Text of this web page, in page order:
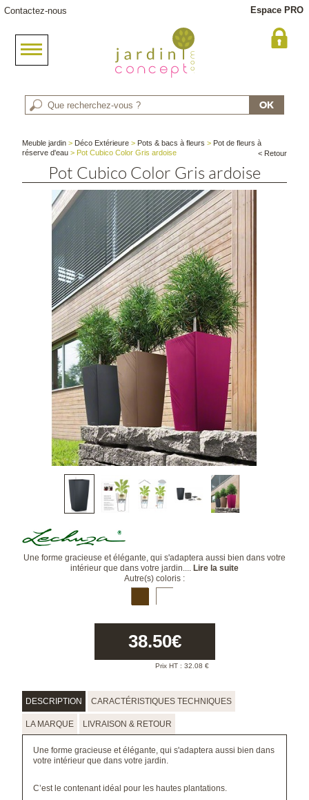
Contactez-nous Espace PRO
Meuble jardin > Déco Extérieure > Pots & bacs à fleurs > Pot de fleurs à
réserve d'eau > Pot Cubico Color Gris ardoise < Retour
Pot Cubico Color Gris ardoise
Une forme gracieuse et élégante, qui s'adaptera aussi bien dans votre
intérieur que dans votre jardin.... Lire la suite
Autre(s) coloris :
38.50€
Prix HT : 32.08 €
DESCRIPTION CARACTÉRISTIQUES TECHNIQUES
LA MARQUE LIVRAISON & RETOUR
Une forme gracieuse et élégante, qui s'adaptera aussi bien dans
votre intérieur que dans votre jardin.
C’est le contenant idéal pour les hautes plantations.